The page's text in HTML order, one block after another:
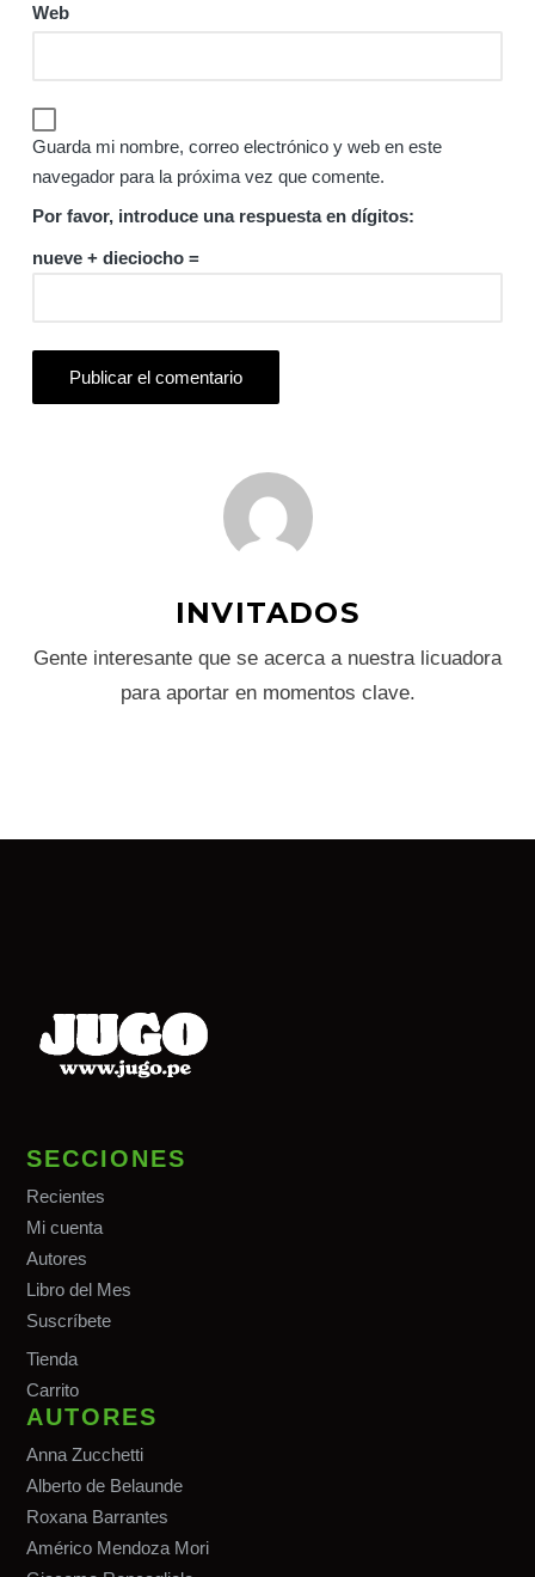
Web
Guarda mi nombre, correo electrónico y web en este
navegador para la próxima vez que comente.
Por favor, introduce una respuesta en dígitos:
nueve + dieciocho =
INVITADOS
Gente interesante que se acerca a nuestra licuadora
para aportar en momentos clave.
SECCIONES
Recientes
Mi cuenta
Autores
Libro del Mes
Suscríbete
Tienda
Carrito
AUTORES
Anna Zucchetti
Alberto de Belaunde
Roxana Barrantes
Américo Mendoza Mori